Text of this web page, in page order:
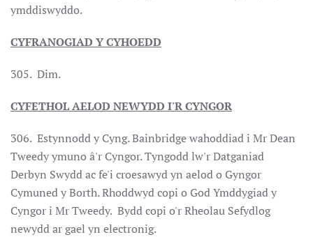
ymddiswyddo.
CYFRANOGIAD Y CYHOEDD
305. Dim.
CYFETHOL AELOD NEWYDD I'R CYNGOR
306. Estynnodd y Cyng. Bainbridge wahoddiad i Mr Dean
Tweedy ymuno â'r Cyngor. Tyngodd lw'r Datganiad
Derbyn Swydd ac fe'i croesawyd yn aelod o Gyngor
Cymuned y Borth. Rhoddwyd copi o God Ymddygiad y
Cyngor i Mr Tweedy. Bydd copi o'r Rheolau Sefydlog
newydd ar gael yn electronig.